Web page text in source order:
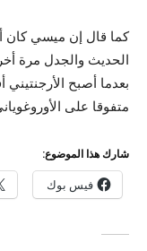
كما قال إن ميسي كان
الحديث والجدل مرة
بعدما أصبح
متفوقا على
شارك هذا الموضوع:
فيس بوك